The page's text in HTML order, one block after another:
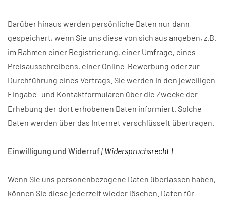
Darüber hinaus werden persönliche Daten nur dann
gespeichert, wenn Sie uns diese von sich aus angeben, z.B.
im Rahmen einer Registrierung, einer Umfrage, eines
Preisausschreibens, einer Online-Bewerbung oder zur
Durchführung eines Vertrags. Sie werden in den jeweiligen
Eingabe- und Kontaktformularen über die Zwecke der
Erhebung der dort erhobenen Daten informiert. Solche
Daten werden über das Internet verschlüsselt übertragen.
Einwilligung und Widerruf[Widerspruchsrecht]
Wenn Sie uns personenbezogene Daten überlassen haben,
können Sie diese jederzeit wieder löschen. Daten für